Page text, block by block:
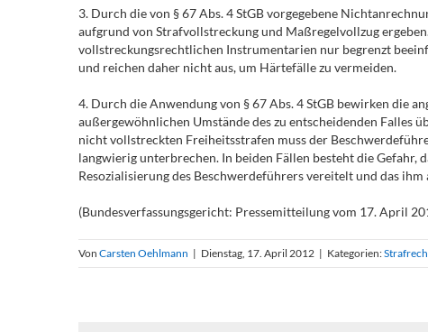
3. Durch die von § 67 Abs. 4 StGB vorgegebene
aufgrund von Strafvollstreckung und Maßregelvollzug
vollstreckungsrechtlichen Instrumentarien nur begrenzt
und reichen daher nicht aus, um Härtefälle zu vermeiden.
4. Durch die Anwendung von § 67 Abs. 4 StGB bewirken die
außergewöhnlichen Umstände des zu entscheidenden Falles
nicht vollstreckten Freiheitsstrafen muss der
langwierig unterbrechen. In beiden Fällen besteht die
Resozialisierung des Beschwerdeführers vereitelt und das
(Bundesverfassungsgericht: Pressemitteilung vom 17. April
Von Carsten Oehlmann | Dienstag, 17. April 2012 | Kategorien: